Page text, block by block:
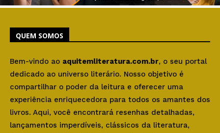
QUEM SOMOS
Bem-vindo ao aquitemliteratura.com.br, o seu portal
dedicado ao universo literário. Nosso objetivo é
compartilhar o poder da leitura e oferecer uma
experiência enriquecedora para todos os amantes dos
livros. Aqui, você encontrará resenhas detalhadas,
lançamentos imperdíveis, clássicos da literatura,